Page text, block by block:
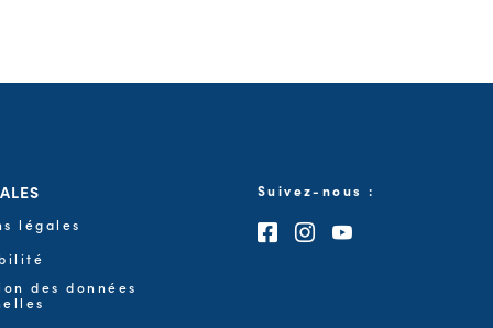
légales
des données
Suivez-nous :
Consultez notre page
Consultez notre
Consultez